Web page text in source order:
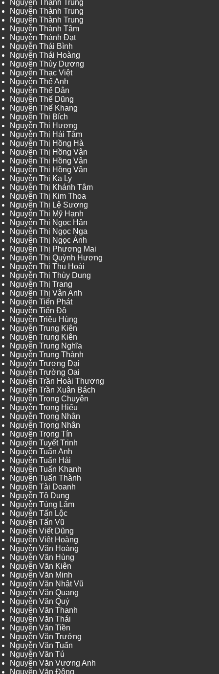
Nguyễn Thành Trung
Nguyễn Thành Trung
Nguyễn Thành Trung
Nguyễn Thành Tâm
Nguyễn Thành Đạt
Nguyễn Thái Bình
Nguyễn Thái Hoàng
Nguyễn Thùy Dương
Nguyễn Thạc Việt
Nguyễn Thế Anh
Nguyễn Thế Dân
Nguyễn Thế Dũng
Nguyễn Thế Khang
Nguyễn Thị Bích
Nguyễn Thị Hương
Nguyễn Thị Hải Tâm
Nguyễn Thị Hồng Hà
Nguyễn Thị Hồng Vân
Nguyễn Thị Hồng Vân
Nguyễn Thị Hồng Vân
Nguyễn Thị Ka Ly
Nguyễn Thị Khánh Tâm
Nguyễn Thị Kim Thoa
Nguyễn Thị Lệ Sương
Nguyễn Thị Mỹ Hạnh
Nguyễn Thị Ngọc Hân
Nguyễn Thị Ngọc Nga
Nguyễn Thị Ngọc Ánh
Nguyễn Thị Phương Mai
Nguyễn Thị Quỳnh Hương
Nguyễn Thị Thu Hoài
Nguyễn Thị Thùy Dung
Nguyễn Thị Trang
Nguyễn Thị Vân Anh
Nguyễn Tiến Phát
Nguyễn Tiến Độ
Nguyễn Triệu Hùng
Nguyễn Trung Kiên
Nguyễn Trung Kiên
Nguyễn Trung Nghĩa
Nguyễn Trung Thành
Nguyễn Trương Đại
Nguyễn Trường Oai
Nguyễn Trần Hoài Thương
Nguyễn Trần Xuân Bách
Nguyễn Trọng Chuyên
Nguyễn Trọng Hiếu
Nguyễn Trọng Nhân
Nguyễn Trọng Nhân
Nguyễn Trọng Tín
Nguyễn Tuyết Trinh
Nguyễn Tuấn Anh
Nguyễn Tuấn Hải
Nguyễn Tuấn Khanh
Nguyễn Tuấn Thành
Nguyễn Tài Doanh
Nguyễn Tô Dung
Nguyễn Tùng Lâm
Nguyễn Tấn Lộc
Nguyễn Tấn Vũ
Nguyễn Viết Dũng
Nguyễn Việt Hoàng
Nguyễn Văn Hoàng
Nguyễn Văn Hùng
Nguyễn Văn Kiên
Nguyễn Văn Minh
Nguyễn Văn Nhật Vũ
Nguyễn Văn Quang
Nguyễn Văn Quý
Nguyễn Văn Thanh
Nguyễn Văn Thái
Nguyễn Văn Tiền
Nguyễn Văn Trưởng
Nguyễn Văn Tuấn
Nguyễn Văn Tú
Nguyễn Văn Vương Anh
Nguyễn Văn Đông